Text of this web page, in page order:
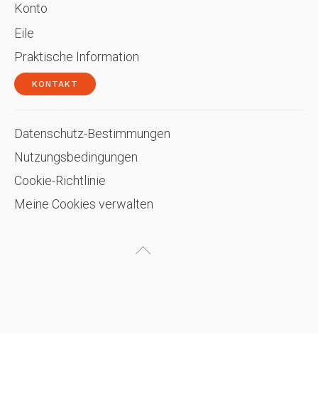
Konto
Eile
Praktische Information
KONTAKT
Datenschutz-Bestimmungen
Nutzungsbedingungen
Cookie-Richtlinie
Meine Cookies verwalten